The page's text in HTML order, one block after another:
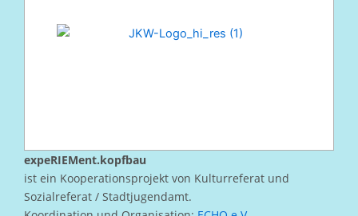
expeRIEMent.kopfbau
ist ein Kooperationsprojekt von Kulturreferat und
Sozialreferat / Stadtjugendamt.